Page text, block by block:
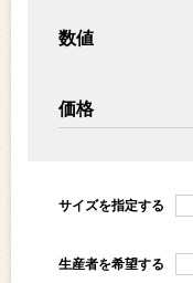
数値
価格
サイズを指定する
生産者を希望する